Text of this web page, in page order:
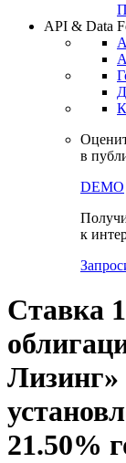
API & Data
в
DEMO
к
Ставка
Лизинг»
21.50%